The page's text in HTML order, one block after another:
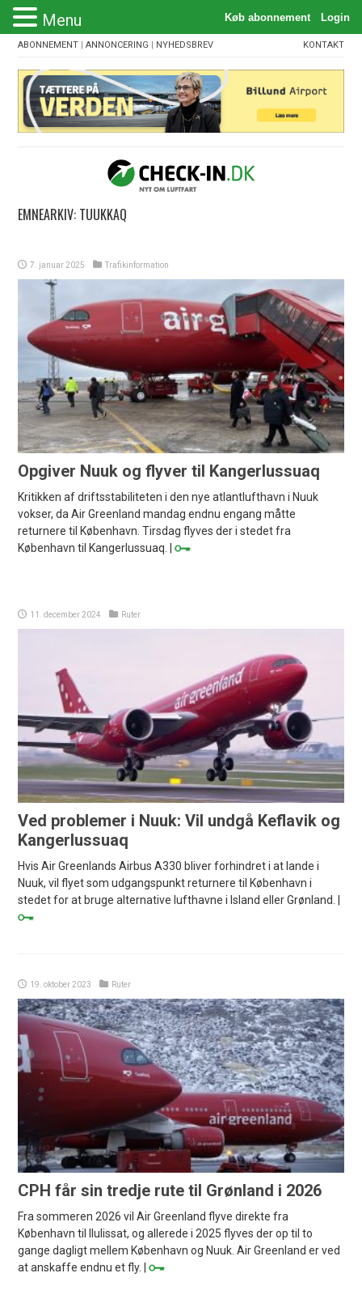
ABONNEMENT |ANNONCERING | NYHEDSBREV KONTAKT
EMNEARKIV: TUUKKAQ
7. januar 2025 Trafikinformation
Opgiver Nuuk og flyver til Kangerlussuaq
Kritikken af driftsstabiliteten i den nye atlantlufthavn i Nuuk
vokser, da Air Greenland mandag endnu engang måtte
returnere til København. Tirsdag flyves der i stedet fra
København til Kangerlussuaq. |
11. december 2024 Ruter
Ved problemer i Nuuk: Vil undgå Keflavik og
Kangerlussuaq
Hvis Air Greenlands Airbus A330 bliver forhindret i at lande i
Nuuk, vil flyet som udgangspunkt returnere til København i
stedet for at bruge alternative lufthavne i Island eller Grønland. |
19. oktober 2023 Ruter
CPH får sin tredje rute til Grønland i 2026
Fra sommeren 2026 vil Air Greenland flyve direkte fra
København til Ilulissat, og allerede i 2025 flyves der op til to
gange dagligt mellem København og Nuuk. Air Greenland er ved
at anskaffe endnu et fly. |
Menu